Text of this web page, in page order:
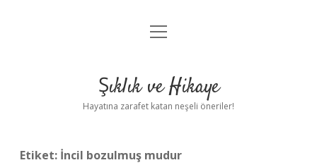
Anasayfa
Yasal Uyarı
menüyü
Şıklık ve Hikaye
Hayatına zarafet katan neşeli öneriler!
Etiket: İncil bozulmuş mudur